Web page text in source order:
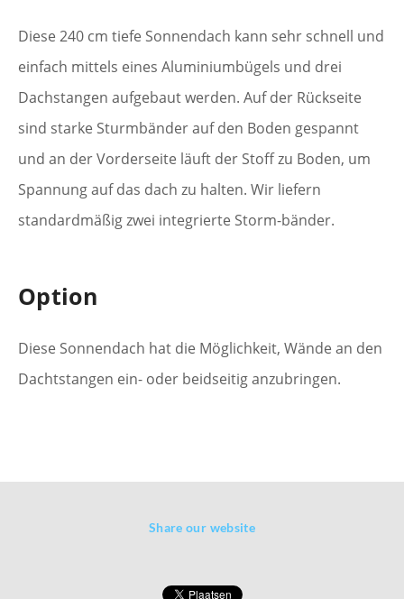
Diese 240 cm tiefe Sonnendach kann sehr schnell und
einfach mittels eines Aluminiumbügels und drei
Dachstangen aufgebaut werden. Auf der Rückseite
sind starke Sturmbänder auf den Boden gespannt
und an der Vorderseite läuft der Stoff zu Boden, um
Spannung auf das dach zu halten. Wir liefern
standardmäßig zwei integrierte Storm-bänder.
Option
Diese Sonnendach hat die Möglichkeit, Wände an den
Dachtstangen ein- oder beidseitig anzubringen.
Share our website